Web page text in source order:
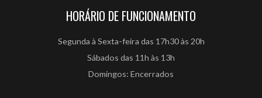
HORÁRIO DE FUNCIONAMENTO
Segunda à Sexta-feira das 17h30 às 20h
Sábados das 11h às 13h
Domingos: Encerrados